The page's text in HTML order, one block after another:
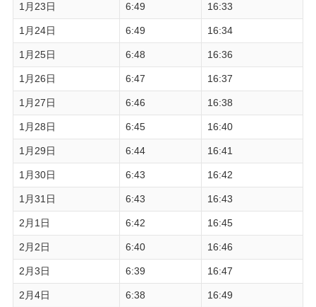
1月23日 6:49 16:33
1月24日 6:49 16:34
1月25日 6:48 16:36
1月26日 6:47 16:37
1月27日 6:46 16:38
1月28日 6:45 16:40
1月29日 6:44 16:41
1月30日 6:43 16:42
1月31日 6:43 16:43
2月1日 6:42 16:45
2月2日 6:40 16:46
2月3日 6:39 16:47
2月4日 6:38 16:49